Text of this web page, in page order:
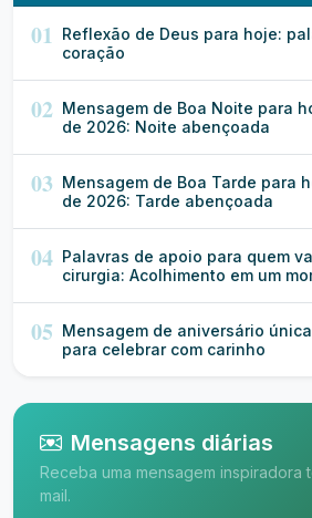
01 Reflexão de Deus para hoje:
coração
02 Mensagem de Boa Noite para
de 2026: Noite abençoada
03 Mensagem de Boa Tarde para
de 2026: Tarde abençoada
04 Palavras de apoio para quem
cirurgia: Acolhimento em um
05 Mensagem de aniversário
para celebrar com carinho
Mensagens diárias
Receba uma mensagem inspiradora
mail.